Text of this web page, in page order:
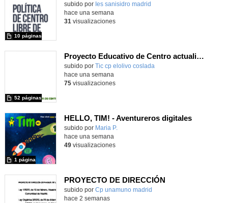
subido por Ies sanisidro madrid
10 páginas
hace una semana
31 visualizaciones
Proyecto Educativo de Centro actualizado 2026
subido por Tic cp elolivo coslada
52 páginas
hace una semana
75visualizaciones
HELLO, TIM! - Aventureros digitales
Contenido educativo.
subido por Maria P.
1 página
hace una semana
49visualizaciones
PROYECTO DE DIRECCIÓN
Contenido educativo.
subido por Cp unamuno madrid
hace 2 semanas